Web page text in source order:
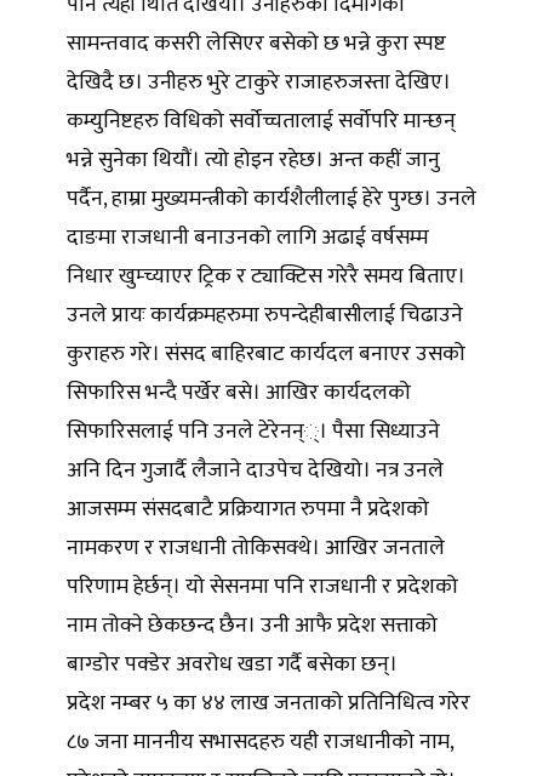
सामन्तवाद कसरी लेसिएर बसेको छ भन्ने कुरा स्पष्ट
देखिदै छ। उनीहरु भुरे टाकुरे राजाहरुजस्ता देखिए।
कम्युनिष्टहरु विधिको सर्वोच्चतालाई सर्वोपरि मान्छन्
भन्ने सुनेका थियौं। त्यो होइन रहेछ। अन्त कहीं जानु
पर्दैन, हाम्रा मुख्यमन्त्रीको कार्यशैलीलाई हेरे पुग्छ। उनले
दाङमा राजधानी बनाउनको लागि अढाई वर्षसम्म
निधार खुम्च्याएर ट्रिक र ट्याक्टिस गरेरै समय बिताए।
उनले प्रायः कार्यक्रमहरुमा रुपन्देहीबासीलाई चिढाउने
कुराहरु गरे। संसद बाहिरबाट कार्यदल बनाएर उसको
सिफारिस भन्दै पर्खेर बसे। आखिर कार्यदलको
सिफारिसलाई पनि उनले टेरेनन््। पैसा सिध्याउने
अनि दिन गुजार्दै लैजाने दाउपेच देखियो। नत्र उनले
आजसम्म संसदबाटै प्रक्रियागत रुपमा नै प्रदेशको
नामकरण र राजधानी तोकिसक्थे। आखिर जनताले
परिणाम हेर्छन्। यो सेसनमा पनि राजधानी र प्रदेशको
नाम तोक्ने छेकछन्द छैन। उनी आफै प्रदेश सत्ताको
बाग्डोर पक्डेर अवरोध खडा गर्दै बसेका छन्।
प्रदेश नम्बर ५ का ४४ लाख जनताको प्रतिनिधित्व गरेर
८७ जना माननीय सभासदहरु यही राजधानीको नाम,